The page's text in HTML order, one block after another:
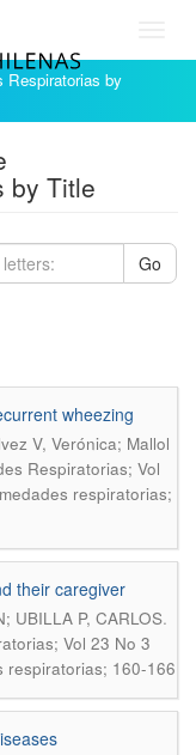
Respiratorias by
by Title
Go
wheezing
V, Verónica; Mallol
Respiratorias; Vol
respiratorias;
their caregiver
UBILLA P, CARLOS.
Vol 23 No 3
respiratorias; 160-166